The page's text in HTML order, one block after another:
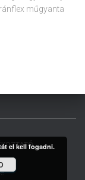
műgyanta
el kell fogadni.